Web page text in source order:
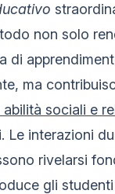
non solo
di
ma
sociali e
Le interazioni
rivelarsi
gli